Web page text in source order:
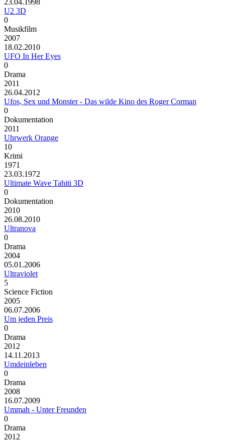
23.04.1998
U2 3D
0
Musikfilm
2007
18.02.2010
UFO In Her Eyes
0
Drama
2011
26.04.2012
Ufos, Sex und Monster - Das wilde Kino des Roger Corman
0
Dokumentation
2011
Uhrwerk Orange
10
Krimi
1971
23.03.1972
Ultimate Wave Tahiti 3D
0
Dokumentation
2010
26.08.2010
Ultranova
0
Drama
2004
05.01.2006
Ultraviolet
5
Science Fiction
2005
06.07.2006
Um jeden Preis
0
Drama
2012
14.11.2013
Umdeinleben
0
Drama
2008
16.07.2009
Ummah - Unter Freunden
0
Drama
2012